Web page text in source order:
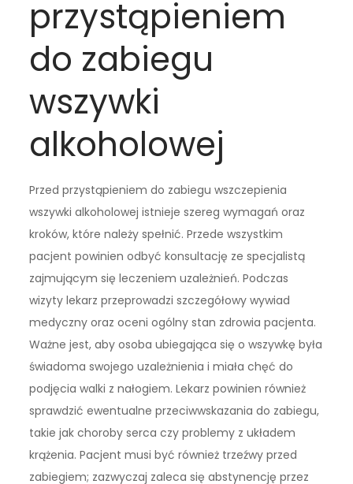
przystąpieniem
do zabiegu
wszywki
alkoholowej
Przed przystąpieniem do zabiegu wszczepienia
wszywki alkoholowej istnieje szereg wymagań oraz
kroków, które należy spełnić. Przede wszystkim
pacjent powinien odbyć konsultację ze specjalistą
zajmującym się leczeniem uzależnień. Podczas
wizyty lekarz przeprowadzi szczegółowy wywiad
medyczny oraz oceni ogólny stan zdrowia pacjenta.
Ważne jest, aby osoba ubiegająca się o wszywkę była
świadoma swojego uzależnienia i miała chęć do
podjęcia walki z nałogiem. Lekarz powinien również
sprawdzić ewentualne przeciwwskazania do zabiegu,
takie jak choroby serca czy problemy z układem
krążenia. Pacjent musi być również trzeźwy przed
zabiegiem; zazwyczaj zaleca się abstynencję przez